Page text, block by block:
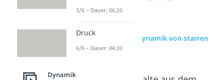
zur Videoseite: Dynamik von starren
Körpern
5/6 – Dauer: 06:20
Druck
6/6 – Dauer: 04:20
Dynamik